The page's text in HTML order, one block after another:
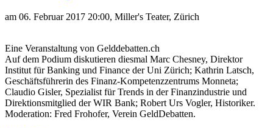
am 06. Februar 2017 20:00, Miller's Teater, Zürich
Eine Veranstaltung von Gelddebatten.ch
Auf dem Podium diskutieren diesmal Marc Chesney, Direktor
Institut für Banking und Finance der Uni Zürich; Kathrin Latsch,
Geschäftsführerin des Finanz-Kompetenzzentrums Monneta;
Claudio Gisler, Spezialist für Trends in der Finanzindustrie und
Direktionsmitglied der WIR Bank; Robert Urs Vogler, Historiker.
Moderation: Fred Frohofer, Verein GeldDebatten.